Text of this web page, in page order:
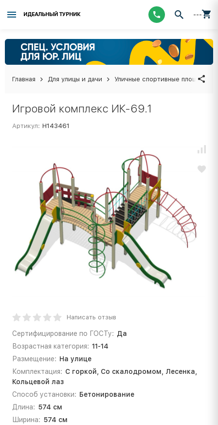
ИДЕАЛЬНЫЙ ТУРНИК ---
Главная Для улицы и дачи Уличные спортивные площадки
Игровой комплекс ИК-69.1
Артикул: Н143461
Написать отзыв
Сертифицирование по ГОСТу: Да
Возрастная категория: 11-14
Размещение: На улице
Комплектация: С горкой, Со скалодромом, Лесенка,
Кольцевой лаз
Способ установки: Бетонирование
Длина: 574 см
Ширина: 574 см